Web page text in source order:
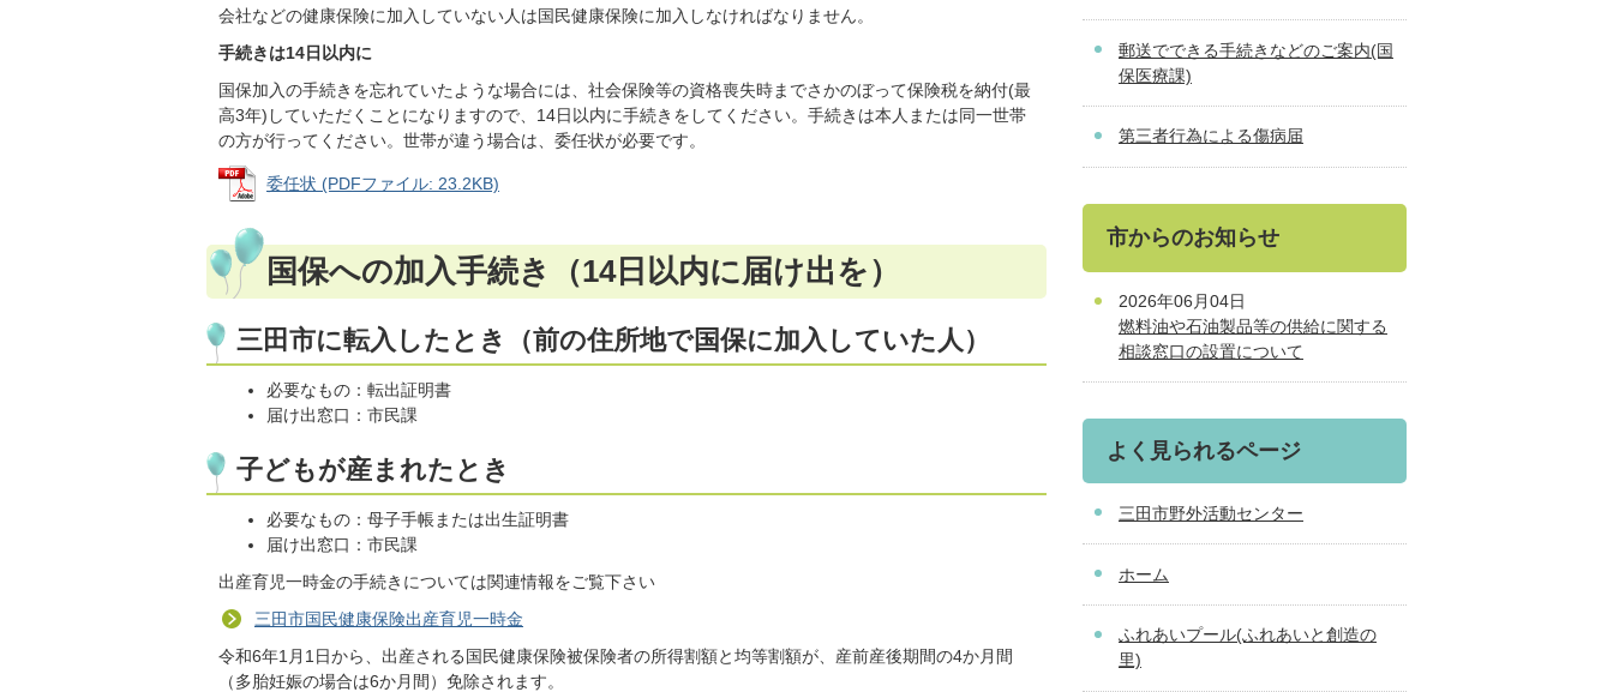
会社などの健康保険に加入していない人は国民健康保険に加入しなければなりません。
手続きは14日以内に
国保加入の手続きを忘れていたような場合には、社会保険等の資格喪失時までさかのぼって保険税を納付(最
高3年)していただくことになりますので、14日以内に手続きをしてください。手続きは本人または同一世帯
の方が行ってください。世帯が違う場合は、委任状が必要です。
委任状 (PDFファイル: 23.2KB)
国保への加入手続き（14日以内に届け出を）
三田市に転入したとき（前の住所地で国保に加入していた人）
必要なもの：転出証明書
届け出窓口：市民課
子どもが産まれたとき
必要なもの：母子手帳または出生証明書
届け出窓口：市民課
出産育児一時金の手続きについては関連情報をご覧下さい
三田市国民健康保険出産育児一時金
令和6年1月1日から、出産される国民健康保険被保険者の所得割額と均等割額が、産前産後期間の4か月間
（多胎妊娠の場合は6か月間）免除されます。
郵送でできる手続きなどのご案内(国
保医療課)
第三者行為による傷病届
市からのお知らせ
2026年06月04日
燃料油や石油製品等の供給に関する
相談窓口の設置について
よく見られるページ
三田市野外活動センター
ホーム
ふれあいプール(ふれあいと創造の
里)